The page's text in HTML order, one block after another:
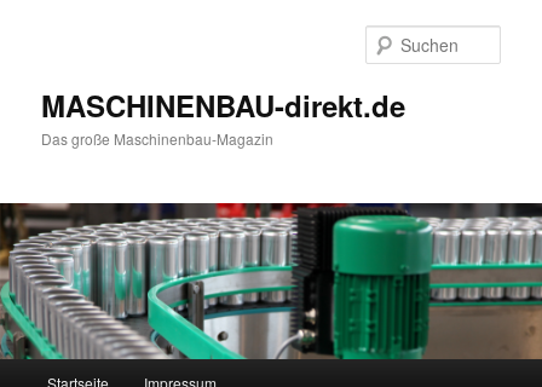
MASCHINENBAU-direkt.de
Das große Maschinenbau-Magazin
Startseite Impressum